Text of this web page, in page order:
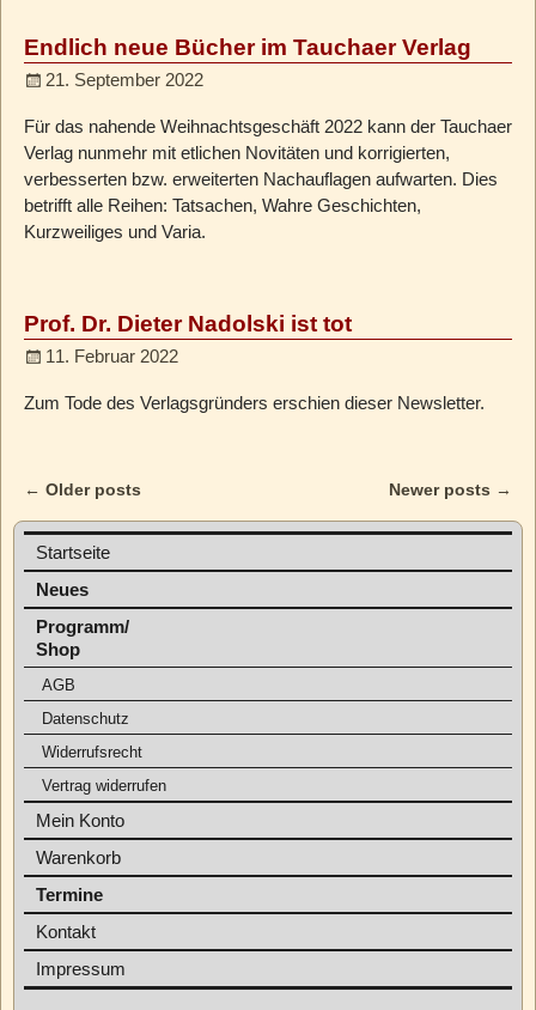
Endlich neue Bücher im Tauchaer Verlag
21. September 2022
Für das nahende Weihnachtsgeschäft 2022 kann der Tauchaer
Verlag nunmehr mit etlichen Novitäten und korrigierten,
verbesserten bzw. erweiterten Nachauflagen aufwarten. Dies
betrifft alle Reihen: Tatsachen, Wahre Geschichten,
Kurzweiliges und Varia.
Prof. Dr. Dieter Nadolski ist tot
11. Februar 2022
Zum Tode des Verlagsgründers erschien dieser Newsletter.
← Older posts Newer posts →
Startseite
Neues
Programm/
Shop
AGB
Datenschutz
Widerrufsrecht
Vertrag widerrufen
Mein Konto
Warenkorb
Termine
Kontakt
Impressum